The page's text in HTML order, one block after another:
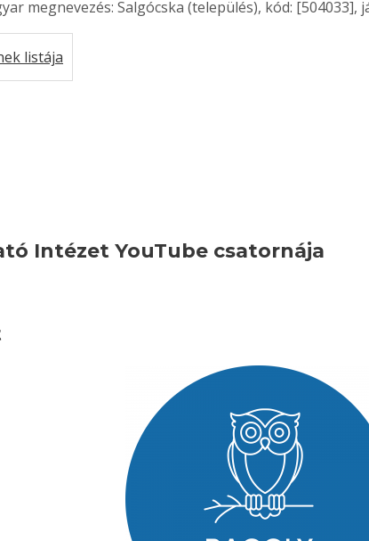
megnevezés: Salgócska (település), kód:
listája
Intézet YouTube csatornája